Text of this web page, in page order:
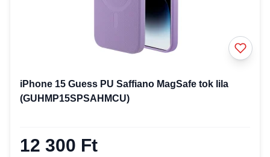
iPhone 15 Guess PU Saffiano MagSafe tok lila
(GUHMP15SPSAHMCU)
12 300 Ft